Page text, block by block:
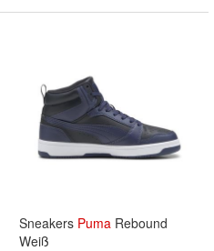
Sneakers Puma Rebound
Weiß